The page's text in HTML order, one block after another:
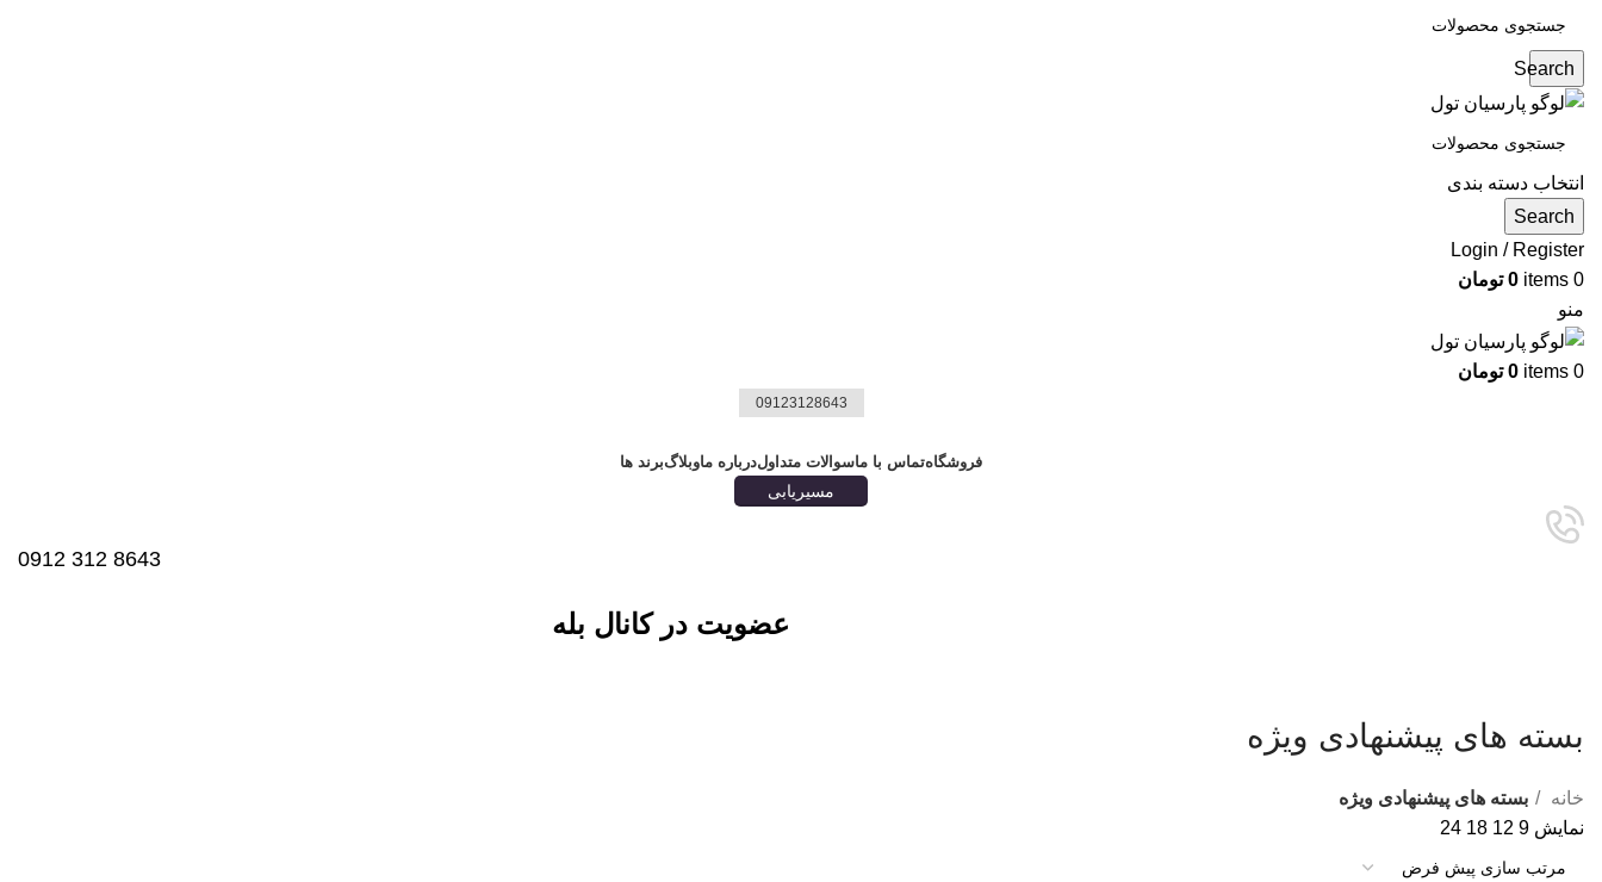
Search
انتخاب دسته بندی
Search
Login / Register
0
items
0 تومان
منو
0
items
0 تومان
09123128643
فروشگاهتماس با ماسوالات متداولدرباره ماوبلاگبرند ها
مسیریابی
8643 312 0912
عضویت در کانال بله
بسته های پیشنهادی ویژه
خانه
بسته های پیشنهادی ویژه
نمایش 9
12
18
24